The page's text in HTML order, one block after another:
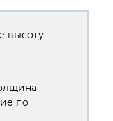
высоту
по